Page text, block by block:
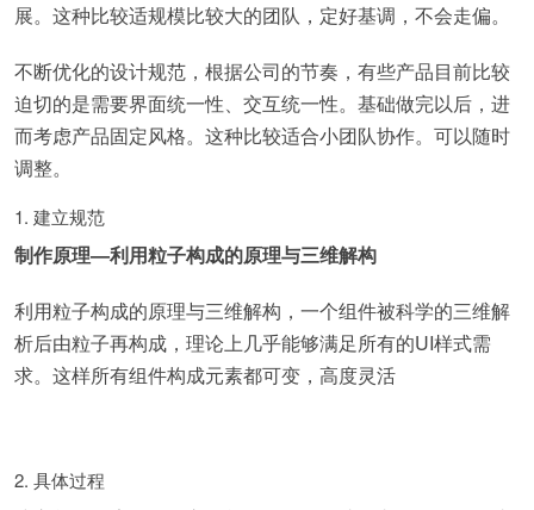
展。这种比较适规模比较大的团队，定好基调，不会走偏。
不断优化的设计规范，根据公司的节奏，有些产品目前比较
迫切的是需要界面统一性、交互统一性。基础做完以后，进
而考虑产品固定风格。这种比较适合小团队协作。可以随时
调整。
1. 建立规范
制作原理—利用粒子构成的原理与三维解构
利用粒子构成的原理与三维解构，一个组件被科学的三维解
析后由粒子再构成，理论上几乎能够满足所有的UI样式需
求。这样所有组件构成元素都可变，高度灵活
2. 具体过程